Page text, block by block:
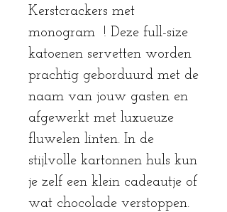
Kerstcrackers met
monogram ! Deze full-size
katoenen servetten worden
prachtig geborduurd met de
naam van jouw gasten en
afgewerkt met luxueuze
fluwelen linten. In de
stijlvolle kartonnen huls kun
je zelf een klein cadeautje of
wat chocolade verstoppen.